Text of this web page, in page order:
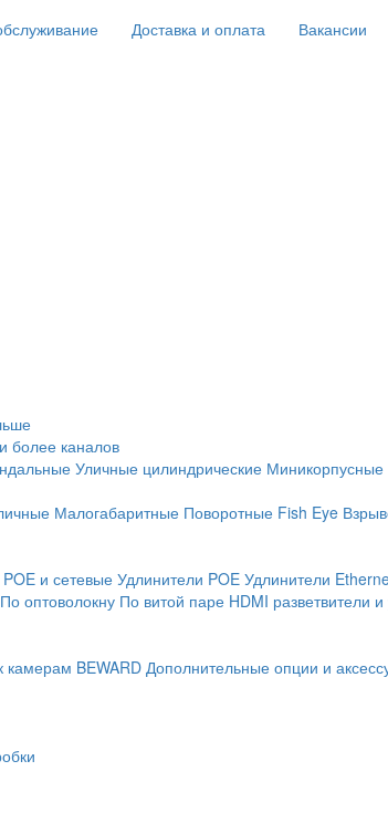
Доставка и оплата Вакансии
более каналов
Уличные цилиндрические Миникорпусные
Малогабаритные Поворотные Fish Eye
и сетевые Удлинители POE Удлинители
По оптоволокну По витой паре HDMI разветвители
камерам BEWARDДополнительные опции и